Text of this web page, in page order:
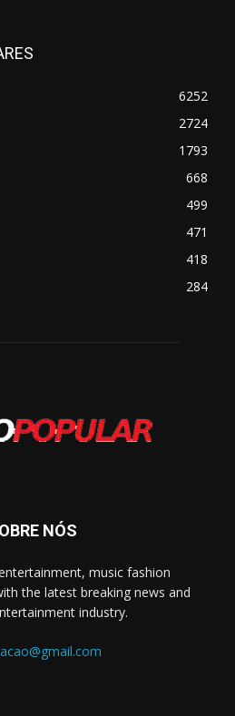
6252
2724
1793
668
499
471
418
284
NÓS
music fashion
the latest breaking news and
industry.